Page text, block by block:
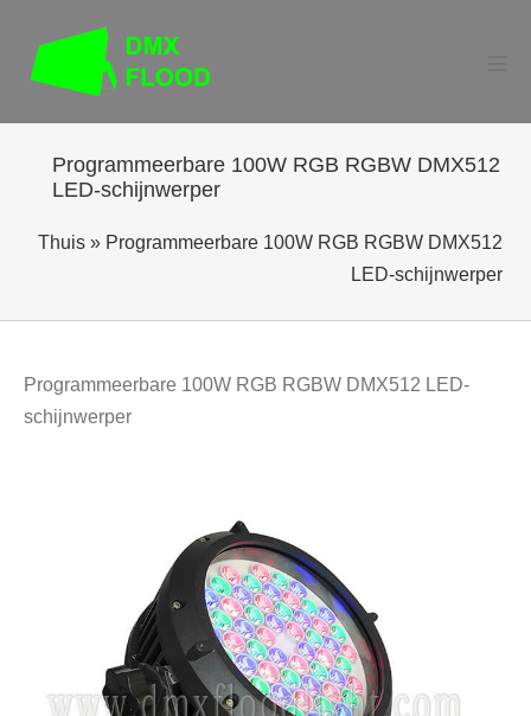
Programmeerbare 100W RGB RGBW DMX512
LED-schijnwerper
Thuis » Programmeerbare 100W RGB RGBW DMX512
LED-schijnwerper
Programmeerbare 100W RGB RGBW DMX512 LED-
schijnwerper